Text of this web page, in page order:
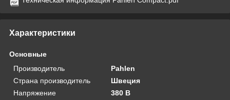
Характеристики
Основные
Производитель
Pahlen
Страна производитель
Швеция
Напряжение
380 В